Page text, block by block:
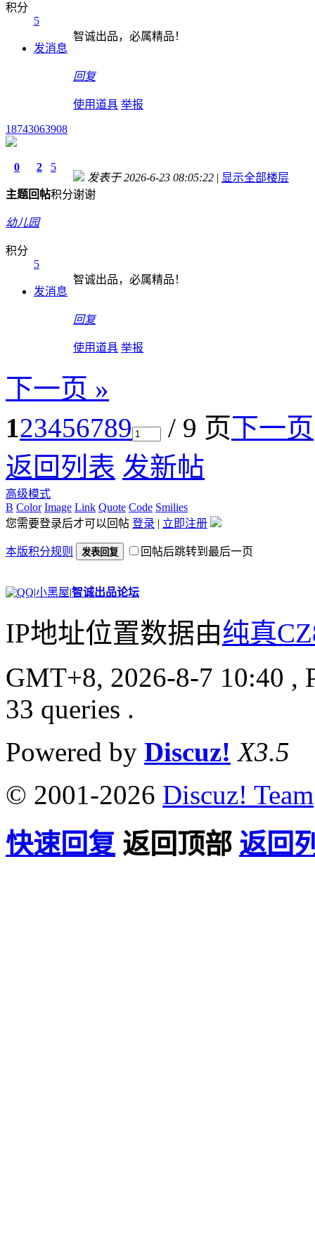
积分
5
发消息
智诚出品，必属精品！
回复
使用道具 举报
18743063908
0
主题
2
回帖
5
积分
幼儿园
积分
5
发消息
发表于 2026-6-23 08:05:22 | 显示全部楼层
谢谢
智诚出品，必属精品！
回复
使用道具 举报
下一页 »
123456789 / 9 页下一页
返回列表 发新帖
高级模式
B Color Image Link Quote Code Smilies
您需要登录后才可以回帖 登录 | 立即注册
本版积分规则 发表回复 回帖后跳转到最后一页
|小黑屋|智诚出品论坛
IP地址位置数据由纯真
GMT+8, 2026-8-7 10:40 ,
33 queries .
Powered by Discuz! X3.5
© 2001-2026 Discuz! Team
快速回复 返回顶部 返回